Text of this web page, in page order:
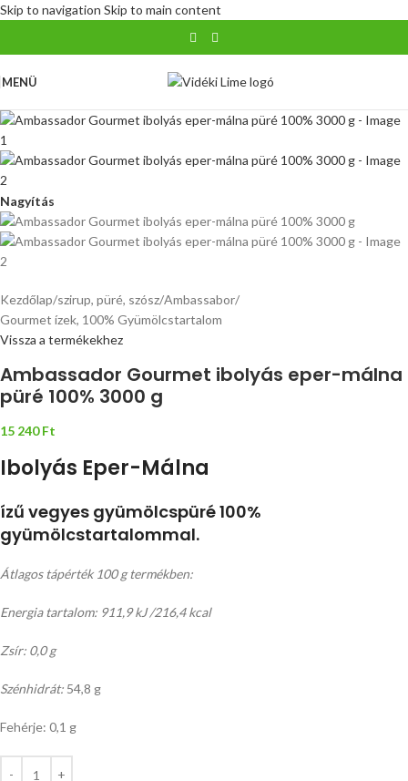
Skip to navigation Skip to main content
MENÜ
Nagyítás
Kezdőlap/szirup, püré, szósz/Ambassabor/
Gourmet ízek, 100% Gyümölcstartalom
Vissza a termékekhez
Ambassador Gourmet ibolyás eper-málna
püré 100% 3000 g
15 240Ft
Ibolyás Eper-Málna
ízű vegyes gyümölcspüré 100%
gyümölcstartalommal.
Átlagos tápérték 100 g termékben:
Energia tartalom: 911,9 kJ /216,4 kcal
Zsír: 0,0 g
Szénhidrát: 54,8 g
Fehérje: 0,1 g